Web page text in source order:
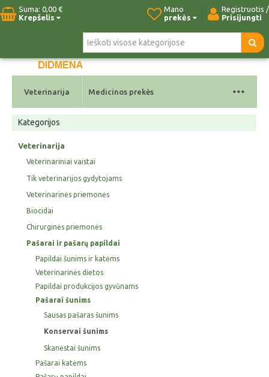
Suma: 0,00 €
Krepšelis
Registruotis /
Prisijungti
Mano
prekės
Pradžia Naujos prekės Kontaktai
Veterinarija Medicinos prekės ...
Kategorijos
Veterinarija
Veterinariniai vaistai
Tik veterinarijos gydytojams
Veterinarinės priemonės
Biocidai
Chirurginės priemonės
Pašarai ir pašarų papildai
Papildai šunims ir katėms
Veterinarinės dietos
Papildai produkcijos gyvūnams
Pašarai šunims
Sausas pašaras šunims
Konservai šunims
Skanėstai šunims
Pašarai katėms